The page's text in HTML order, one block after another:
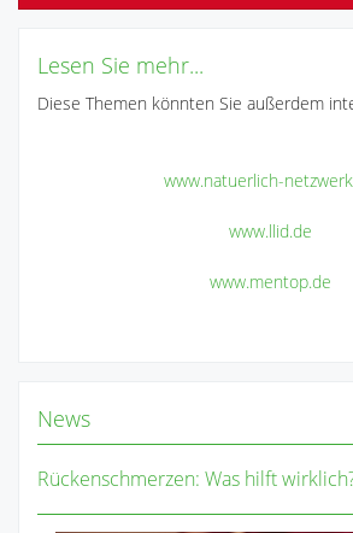
Lesen Sie mehr...
Diese Themen könnten Sie außerdem
www.natuerlich-
www.llid.de
www.mentop.de
News
Rückenschmerzen: Was hilft